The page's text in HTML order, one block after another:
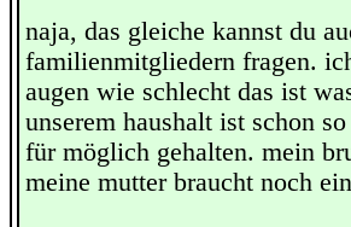
naja, das gleiche kannst du
familienmitgliedern fragen.
augen wie schlecht das ist
unserem haushalt ist schon
für möglich gehalten. mein
meine mutter braucht noch